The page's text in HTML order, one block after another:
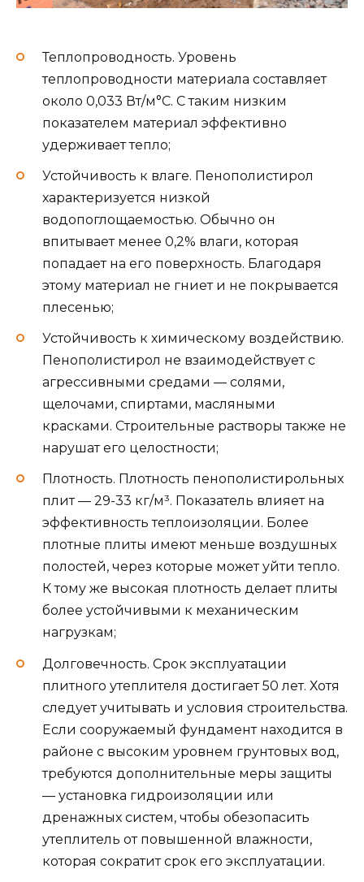
Теплопроводность. Уровень
теплопроводности материала составляет
около 0,033 Вт/м°С. С таким низким
показателем материал эффективно
удерживает тепло;
Устойчивость к влаге. Пенополистирол
характеризуется низкой
водопоглощаемостью. Обычно он
впитывает менее 0,2% влаги, которая
попадает на его поверхность. Благодаря
этому материал не гниет и не покрывается
плесенью;
Устойчивость к химическому воздействию.
Пенополистирол не взаимодействует с
агрессивными средами — солями,
щелочами, спиртами, масляными
красками. Строительные растворы также не
нарушат его целостности;
Плотность. Плотность пенополистирольных
плит — 29-33 кг/м³. Показатель влияет на
эффективность теплоизоляции. Более
плотные плиты имеют меньше воздушных
полостей, через которые может уйти тепло.
К тому же высокая плотность делает плиты
более устойчивыми к механическим
нагрузкам;
Долговечность. Срок эксплуатации
плитного утеплителя достигает 50 лет. Хотя
следует учитывать и условия строительства.
Если сооружаемый фундамент находится в
районе с высоким уровнем грунтовых вод,
требуются дополнительные меры защиты
— установка гидроизоляции или
дренажных систем, чтобы обезопасить
утеплитель от повышенной влажности,
которая сократит срок его эксплуатации.